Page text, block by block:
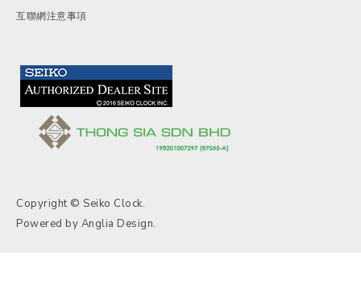
互聯網注意事項
Copyright © Seiko Clock.
Powered by Anglia Design.